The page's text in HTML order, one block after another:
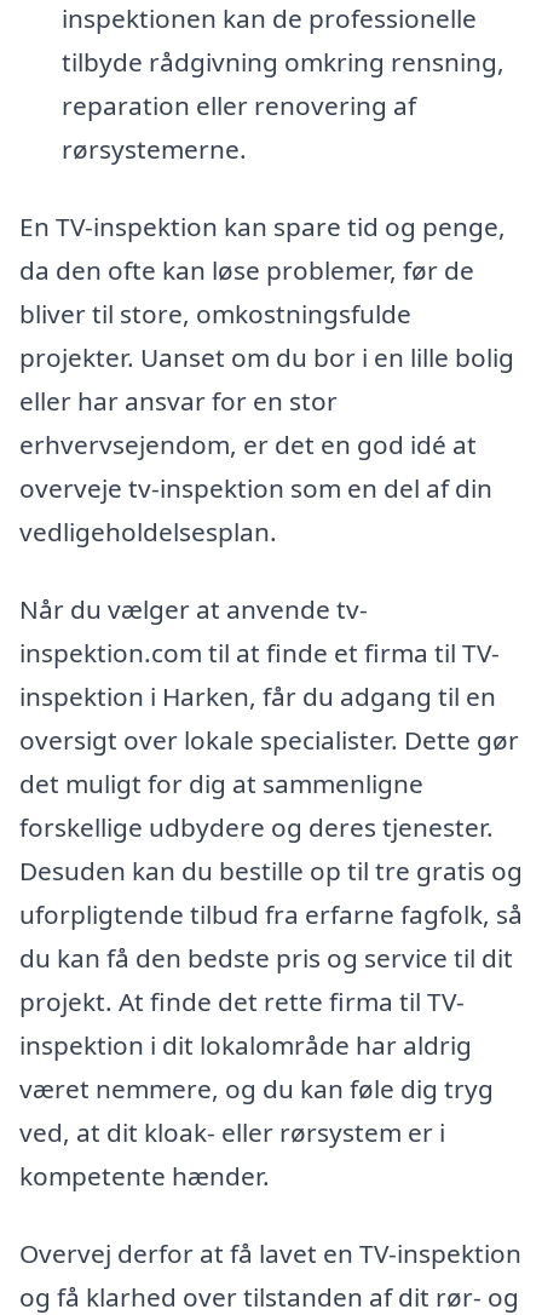
inspektionen kan de professionelle
tilbyde rådgivning omkring rensning,
reparation eller renovering af
rørsystemerne.
En TV-inspektion kan spare tid og penge,
da den ofte kan løse problemer, før de
bliver til store, omkostningsfulde
projekter. Uanset om du bor i en lille bolig
eller har ansvar for en stor
erhvervsejendom, er det en god idé at
overveje tv-inspektion som en del af din
vedligeholdelsesplan.
Når du vælger at anvende tv-
inspektion.com til at finde et firma til TV-
inspektion i Harken, får du adgang til en
oversigt over lokale specialister. Dette gør
det muligt for dig at sammenligne
forskellige udbydere og deres tjenester.
Desuden kan du bestille op til tre gratis og
uforpligtende tilbud fra erfarne fagfolk, så
du kan få den bedste pris og service til dit
projekt. At finde det rette firma til TV-
inspektion i dit lokalområde har aldrig
været nemmere, og du kan føle dig tryg
ved, at dit kloak- eller rørsystem er i
kompetente hænder.
Overvej derfor at få lavet en TV-inspektion
og få klarhed over tilstanden af dit rør- og